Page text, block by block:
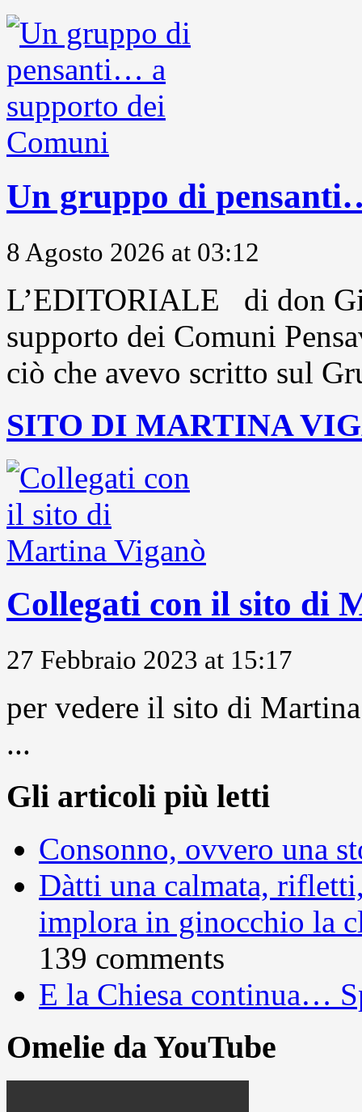
Un gruppo di
8 Agosto 2026 at 03:12
L’EDITORIALE di don
supporto dei Comuni
ciò che avevo scritto sul
SITO DI MARTINA
Collegati con il sito di
27 Febbraio 2023 at 15:17
per vedere il sito di
...
Gli articoli più letti
Consonno, ovvero una
Dàtti una calmata,
implora in ginocchio la
139 comments
E la Chiesa continua…
Omelie da YouTube